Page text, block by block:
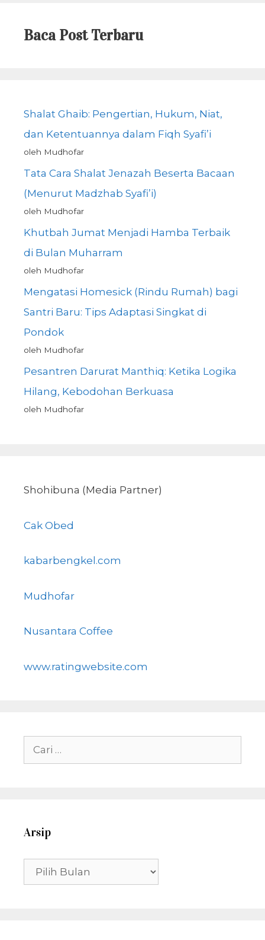
Baca Post Terbaru
Shalat Ghaib: Pengertian, Hukum, Niat,
dan Ketentuannya dalam Fiqh Syafi’i
oleh Mudhofar
Tata Cara Shalat Jenazah Beserta Bacaan
(Menurut Madzhab Syafi’i)
oleh Mudhofar
Khutbah Jumat Menjadi Hamba Terbaik
di Bulan Muharram
oleh Mudhofar
Mengatasi Homesick (Rindu Rumah) bagi
Santri Baru: Tips Adaptasi Singkat di
Pondok
oleh Mudhofar
Pesantren Darurat Manthiq: Ketika Logika
Hilang, Kebodohan Berkuasa
oleh Mudhofar
Shohibuna (Media Partner)
Cak Obed
kabarbengkel.com
Mudhofar
Nusantara Coffee
www.ratingwebsite.com
Cari
untuk:
Arsip
Arsip